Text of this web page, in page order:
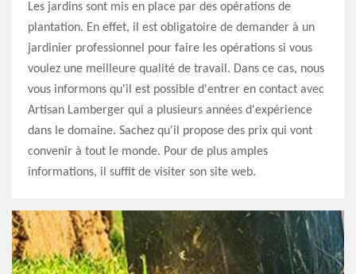
Les jardins sont mis en place par des opérations de
plantation. En effet, il est obligatoire de demander à un
jardinier professionnel pour faire les opérations si vous
voulez une meilleure qualité de travail. Dans ce cas, nous
vous informons qu'il est possible d'entrer en contact avec
Artisan Lamberger qui a plusieurs années d'expérience
dans le domaine. Sachez qu'il propose des prix qui vont
convenir à tout le monde. Pour de plus amples
informations, il suffit de visiter son site web.